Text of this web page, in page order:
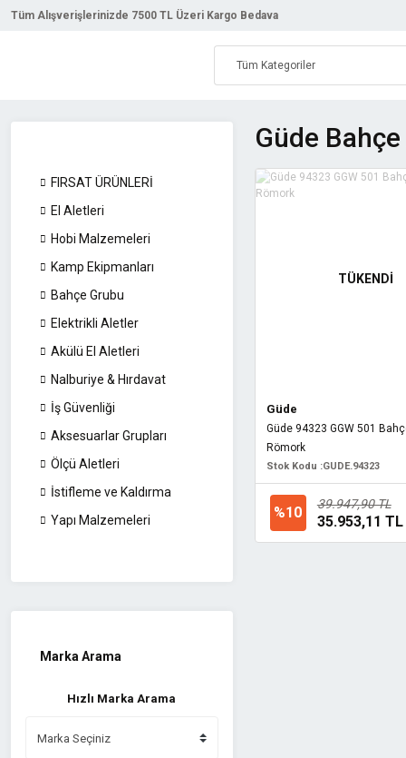
Tüm Alışverişlerinizde 7500 TL Üzeri Kargo Bedava
FIRSAT ÜRÜNLERİ
El Aletleri
Hobi Malzemeleri
Kamp Ekipmanları
Bahçe Grubu
Elektrikli Aletler
Akülü El Aletleri
Nalburiye & Hırdavat
İş Güvenliği
Aksesuarlar Grupları
Ölçü Aletleri
İstifleme ve Kaldırma
Yapı Malzemeleri
Marka Arama
Hızlı Marka Arama
Güde Bahçe
TÜKENDİ
Güde
Güde 94323 GGW 501
Römork
Stok Kodu :GUDE.94323
%10 39.947,90 TL
35.953,11 TL